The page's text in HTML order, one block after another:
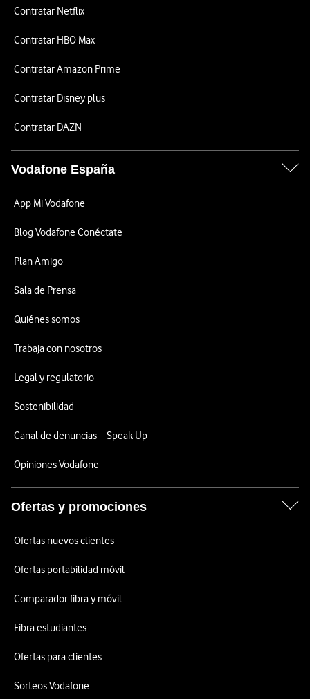
Contratar Netflix
Contratar HBO Max
Contratar Amazon Prime
Contratar Disney plus
Contratar DAZN
Vodafone España
App Mi Vodafone
Blog Vodafone Conéctate
Plan Amigo
Sala de Prensa
Quiénes somos
Trabaja con nosotros
Legal y regulatorio
Sostenibilidad
Canal de denuncias – Speak Up
Opiniones Vodafone
Ofertas y promociones
Ofertas nuevos clientes
Ofertas portabilidad móvil
Comparador fibra y móvil
Fibra estudiantes
Ofertas para clientes
Sorteos Vodafone